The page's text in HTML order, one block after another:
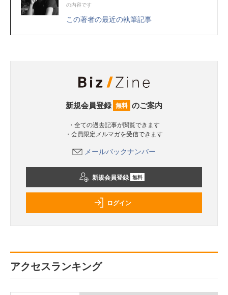
の内容です
この著者の最近の執筆記事
新規会員登録 無料 のご案内
・全ての過去記事が閲覧できます
・会員限定メルマガを受信できます
メールバックナンバー
新規会員登録 無料
ログイン
アクセスランキング